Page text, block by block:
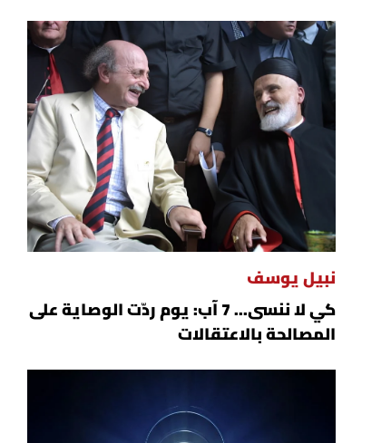
نبيل يوسف
كي لا ننسى... 7 آب: يوم ردّت الوصاية على
المصالحة بالاعتقالات